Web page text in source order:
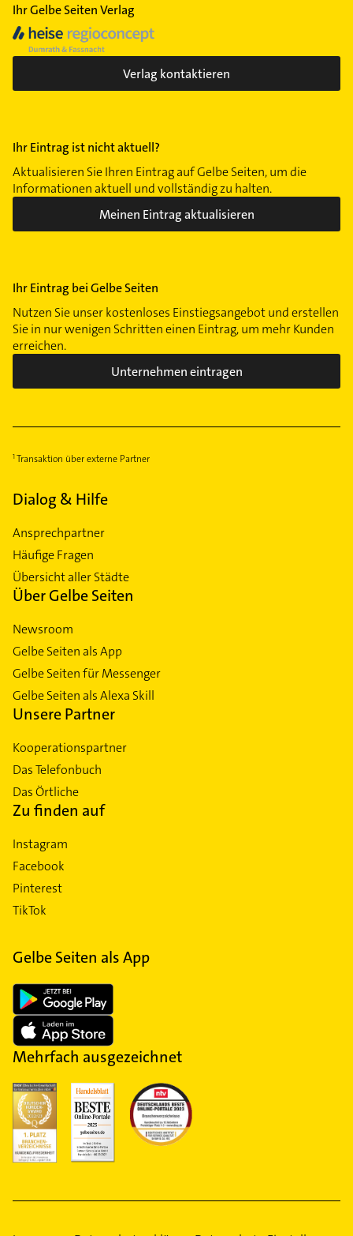
Ihr Gelbe Seiten Verlag
Verlag kontaktieren
Ihr Eintrag ist nicht aktuell?
Aktualisieren Sie Ihren Eintrag auf Gelbe Seiten, um die
Informationen aktuell und vollständig zu halten.
Meinen Eintrag aktualisieren
Ihr Eintrag bei Gelbe Seiten
Nutzen Sie unser kostenloses Einstiegsangebot und erstellen
Sie in nur wenigen Schritten einen Eintrag, um mehr Kunden
erreichen.
Unternehmen eintragen
Transaktion über externe Partner
Dialog & Hilfe
Ansprechpartner
Häufige Fragen
Übersicht aller Städte
Über Gelbe Seiten
Newsroom
Gelbe Seiten als App
Gelbe Seiten für Messenger
Gelbe Seiten als Alexa Skill
Unsere Partner
Kooperationspartner
Das Telefonbuch
Das Örtliche
Zu finden auf
Instagram
Facebook
Pinterest
TikTok
Gelbe Seiten als App
Mehrfach ausgezeichnet